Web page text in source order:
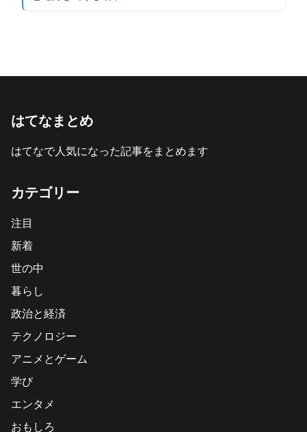
はてなまとめ
はてなで人気になった記事をまとめます
カテゴリー
注目
新着
世の中
暮らし
政治と経済
テクノロジー
アニメとゲーム
学び
エンタメ
おもしろ